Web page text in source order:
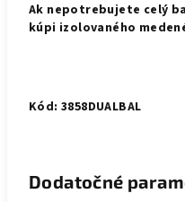
Ak nepotrebujete celý
kúpi izolovaného
Kód: 3858DUALBAL
Dodatočné